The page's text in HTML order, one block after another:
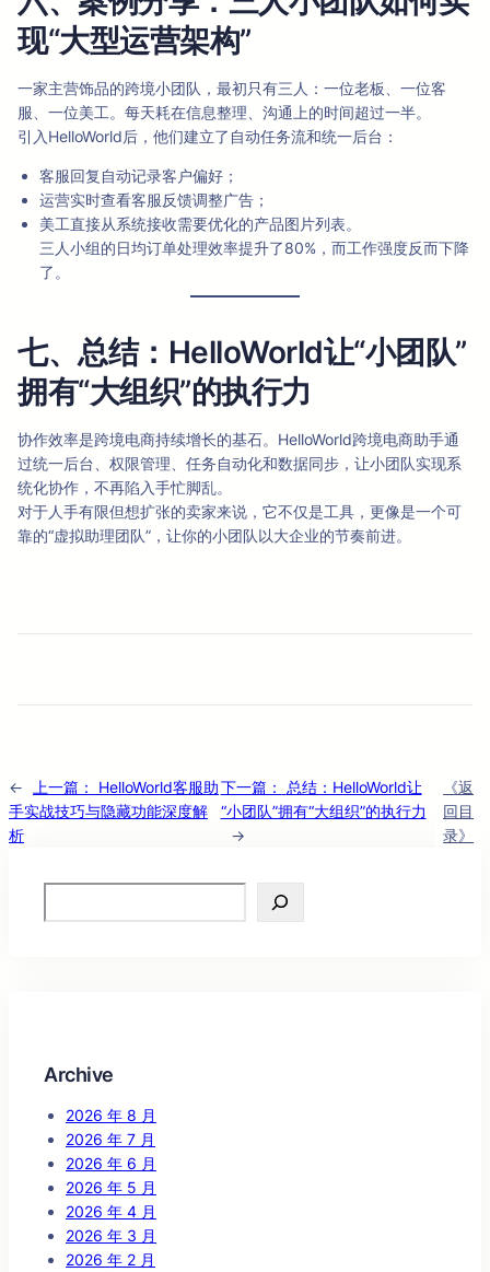
现“大型运营架构”
一家主营饰品的跨境小团队，最初只有三人：一位老板、一位客
服、一位美工。每天耗在信息整理、沟通上的时间超过一半。
引入HelloWorld后，他们建立了自动任务流和统一后台：
客服回复自动记录客户偏好；
运营实时查看客服反馈调整广告；
美工直接从系统接收需要优化的产品图片列表。
三人小组的日均订单处理效率提升了80%，而工作强度反而下降
了。
七、总结：HelloWorld让“小团队”
拥有“大组织”的执行力
协作效率是跨境电商持续增长的基石。HelloWorld跨境电商助手通
过统一后台、权限管理、任务自动化和数据同步，让小团队实现系
统化协作，不再陷入手忙脚乱。
对于人手有限但想扩张的卖家来说，它不仅是工具，更像是一个可
靠的“虚拟助理团队”，让你的小团队以大企业的节奏前进。
← 上一篇：
HelloWorld客服助
手实战技巧与隐藏功能深度解
析
下一篇：
总结：HelloWorld让
“小团队”拥有“大组织”的执行力
→
《返
回目
录》
Archive
2026 年 8 月
2026 年 7 月
2026 年 6 月
2026 年 5 月
2026 年 4 月
2026 年 3 月
2026 年 2 月